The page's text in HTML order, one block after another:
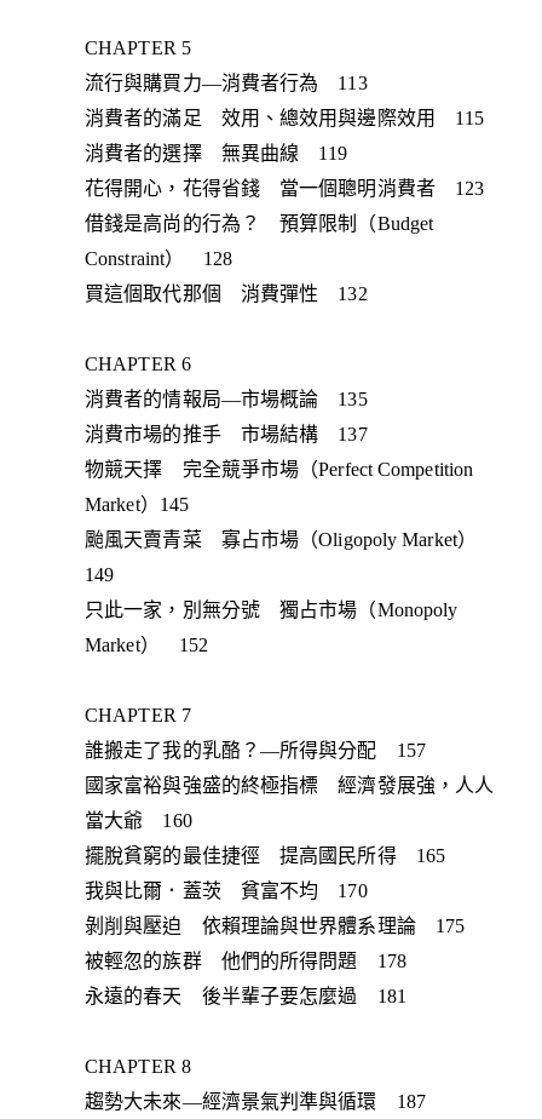
CHAPTER 5
流行與購買力—消費者行為 113
消費者的滿足 效用、總效用與邊際效用 115
消費者的選擇 無異曲線 119
花得開心，花得省錢 當一個聰明消費者 123
借錢是高尚的行為？ 預算限制（Budget
Constraint） 128
買這個取代那個 消費彈性 132
CHAPTER 6
消費者的情報局—市場概論 135
消費市場的推手 市場結構 137
物競天擇 完全競爭市場（Perfect Competition
Market）145
颱風天賣青菜 寡占市場（Oligopoly Market）
149
只此一家，別無分號 獨占市場（Monopoly
Market） 152
CHAPTER 7
誰搬走了我的乳酪？—所得與分配 157
國家富裕與強盛的終極指標 經濟發展強，人人
當大爺 160
擺脫貧窮的最佳捷徑 提高國民所得 165
我與比爾．蓋茨 貧富不均 170
剝削與壓迫 依賴理論與世界體系理論 175
被輕忽的族群 他們的所得問題 178
永遠的春天 後半輩子要怎麼過 181
CHAPTER 8
趨勢大未來—經濟景氣判準與循環 187